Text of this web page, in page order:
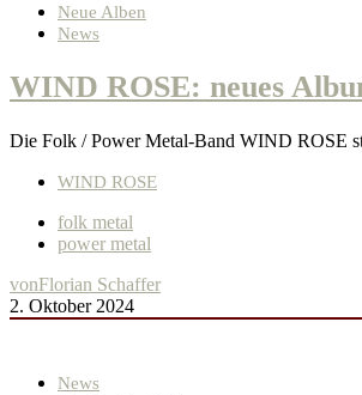
Neue Alben
News
WIND ROSE: neues
Die Folk / Power Metal-Band WIND ROSE
WIND ROSE
folk metal
power metal
vonFlorian Schaffer
2. Oktober 2024
News